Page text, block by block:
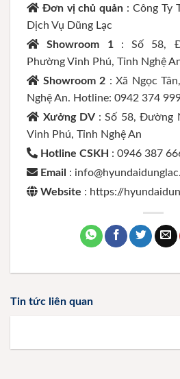
Đơn vị chủ quản : Công Ty
Dịch Vụ Dũng Lạc
Showroom 1 : Số 58,
Phường Vinh Phú, Tỉnh Nghệ
Showroom 2 : Xã Ngọc
Nghệ An. Hotline: 0942 374
Xưởng DV : Số 58, Đường
Vinh Phú, Tỉnh Nghệ An
Hotline CSKH : 0946 387
Email :
Website : https://
Tin tức liên quan